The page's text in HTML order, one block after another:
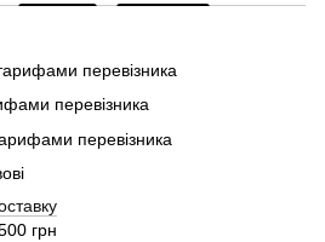
перевізника
перевізника
перевізника
грн